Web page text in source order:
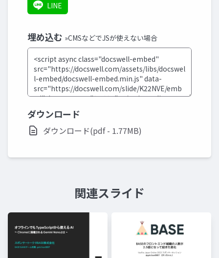
LINE
埋め込む »CMSなどでJSが使えない場合
ダウンロード
ダウンロード(pdf - 1.77MB)
関連スライド